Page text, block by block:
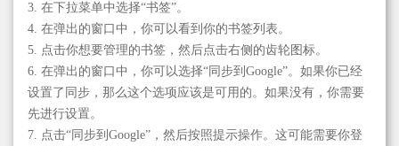
3. 在下拉菜单中选择“书签”。
4. 在弹出的窗口中，你可以看到你的书签列表。
5. 点击你想要管理的书签，然后点击右侧的齿轮图标。
6. 在弹出的窗口中，你可以选择“同步到Google”。如果你已经
设置了同步，那么这个选项应该是可用的。如果没有，你需要
先进行设置。
7. 点击“同步到Google”，然后按照提示操作。这可能需要你登